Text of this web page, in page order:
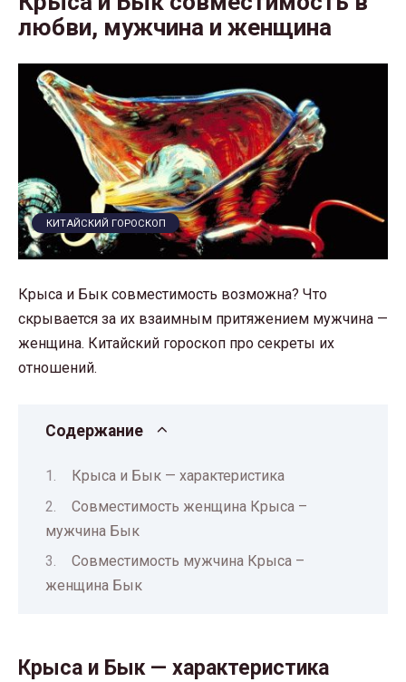
любви, мужчина и женщина
КИТАЙСКИЙ ГОРОСКОП
Крыса и Бык совместимость возможна? Что
скрывается за их взаимным притяжением мужчина —
женщина. Китайский гороскоп про секреты их
отношений.
Содержание
Крыса и Бык — характеристика
Совместимость женщина Крыса –
мужчина Бык
Совместимость мужчина Крыса –
женщина Бык
Крыса и Бык — характеристика